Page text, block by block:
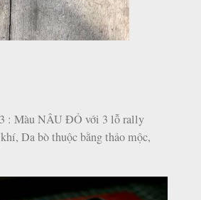
: Màu NÂU ĐỎ với 3 lỗ rally
Da bò thuộc bằng thảo mộc,